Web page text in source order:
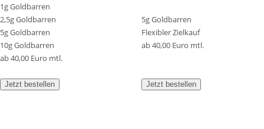
1g Goldbarren
2,5g Goldbarren
5g Goldbarren
10g Goldbarren
ab 40,00 Euro mtl.
5g Goldbarren
Flexibler Zielkauf
ab 40,00 Euro mtl.
Jetzt bestellen Jetzt bestellen